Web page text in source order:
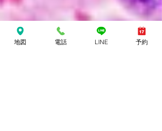
地図 電話 LINE 予約